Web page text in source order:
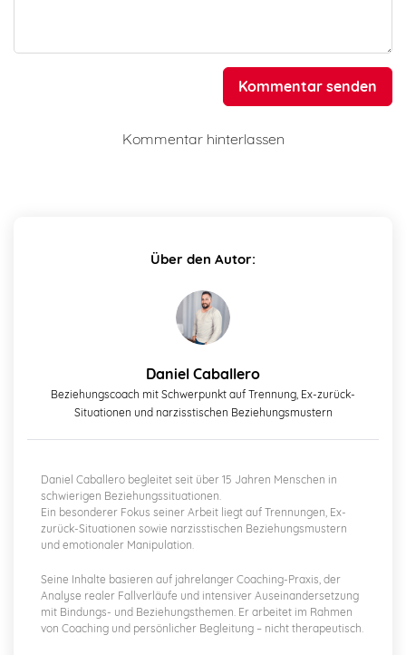
Kommentar senden
Kommentar hinterlassen
Über den Autor:
Daniel Caballero
Beziehungscoach mit Schwerpunkt auf Trennung, Ex-zurück-
Situationen und narzisstischen Beziehungsmustern
Daniel Caballero begleitet seit über 15 Jahren Menschen in
schwierigen Beziehungssituationen.
Ein besonderer Fokus seiner Arbeit liegt auf Trennungen, Ex-
zurück-Situationen sowie narzisstischen Beziehungsmustern
und emotionaler Manipulation.
Seine Inhalte basieren auf jahrelanger Coaching-Praxis, der
Analyse realer Fallverläufe und intensiver Auseinandersetzung
mit Bindungs- und Beziehungsthemen. Er arbeitet im Rahmen
von Coaching und persönlicher Begleitung – nicht therapeutisch.